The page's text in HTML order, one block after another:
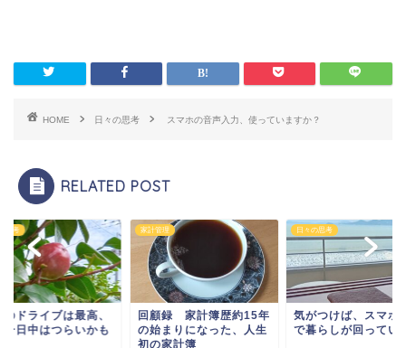
HOME 日々の思考 スマホの音声入力、使っていますか？
RELATED POST
録 家計簿歴約15年
まりになった、人生
日々の思考
気がつけば、スマホ1つ
で暮らしが回っていた話
日々の思考
午前のドライブは最
でも一日中はつらい